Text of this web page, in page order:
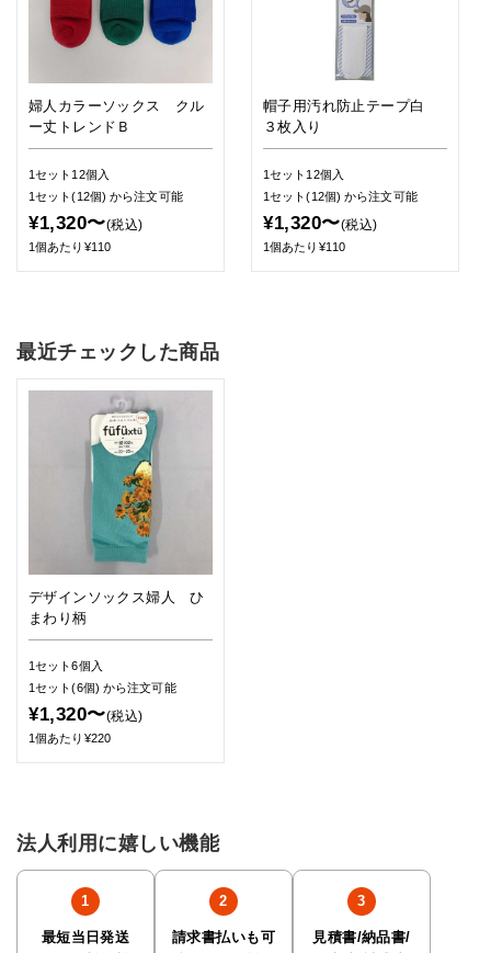
婦人カラーソックス クル
ー丈トレンドＢ
1セット12個入
1セット(12個)から注文可能
¥1,320〜(税込)
1個あたり¥110
帽子用汚れ防止テープ白
３枚入り
1セット12個入
1セット(12個)から注文可能
¥1,320〜(税込)
1個あたり¥110
最近チェックした商品
デザインソックス婦人 ひ
まわり柄
1セット6個入
1セット(6個) から注文可能
¥1,320〜(税込)
1個あたり¥220
法人利用に嬉しい機能
最短当日発送 請求書払いも可 見積書/納品書/